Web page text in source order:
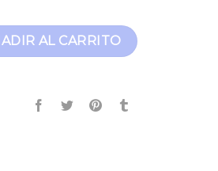
AL CARRITO